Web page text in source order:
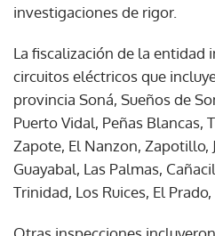
investigaciones de rigor.
La fiscalización de la entidad
circuitos eléctricos que
provincia Soná, Sueños de
Puerto Vidal, Peñas Blancas,
Zapote, El Nanzon, Zapotillo,
Guayabal, Las Palmas,
Trinidad, Los Ruices, El